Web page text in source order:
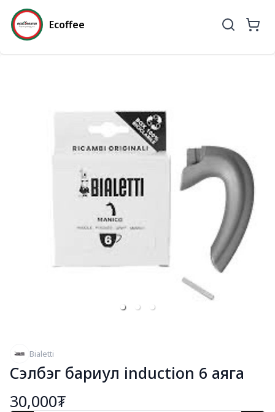
Ecoffee
Bialetti
Сэлбэг бариул induction 6 аяга
30,000₮